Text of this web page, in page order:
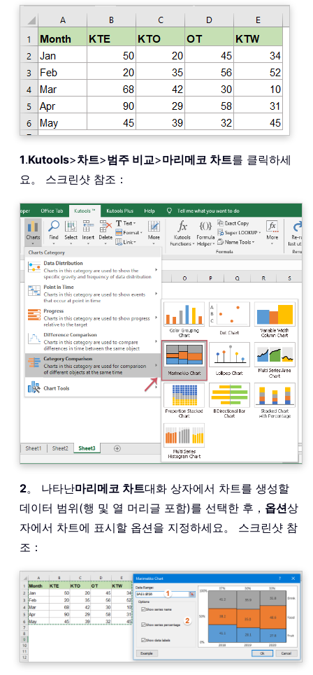
1.Kutools>차트>범주 비교>마리메코 차트를 클릭하세
요。 스크린샷 참조：
2。 나타난마리메코 차트대화 상자에서 차트를 생성할
데이터 범위(행 및 열 머리글 포함)를 선택한 후， 옵션상
자에서 차트에 표시할 옵션을 지정하세요。 스크린샷 참
조：